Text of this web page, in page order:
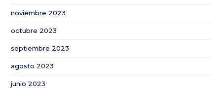
noviembre 2023
octubre 2023
septiembre 2023
agosto 2023
junio 2023